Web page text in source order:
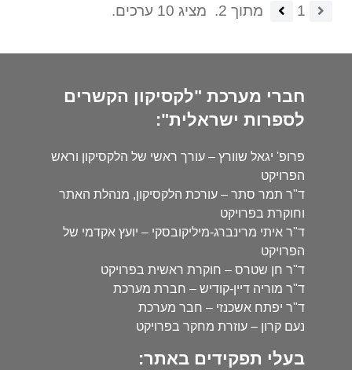
1 מתוך 2. מציג 10 ערכים.
חברי מערכת "לקסיקון הקשרים
לספרות ישראלית":
פרופ' יגאל שוורץ – עורך ראשי של הלקסיקון וראש
הפרויקט
ד"ר תמר סתר – עורכת הלקסיקון, מנהלת האתר
וחוקרת בפרויקט
ד"ר איתי מרינברג-מיליקובסקי – יועץ אקדמי של
הפרויקט
ד"ר חן שטרס – חוקרת ראשית בפרויקט
ד"ר מוריה דיין-קודיש – חברת מערכת
ד"ר יפתח אשכנזי – חבר מערכת
נעם קרון – עוזרת מחקר בפרויקט
בעלי תפקידים באתר: